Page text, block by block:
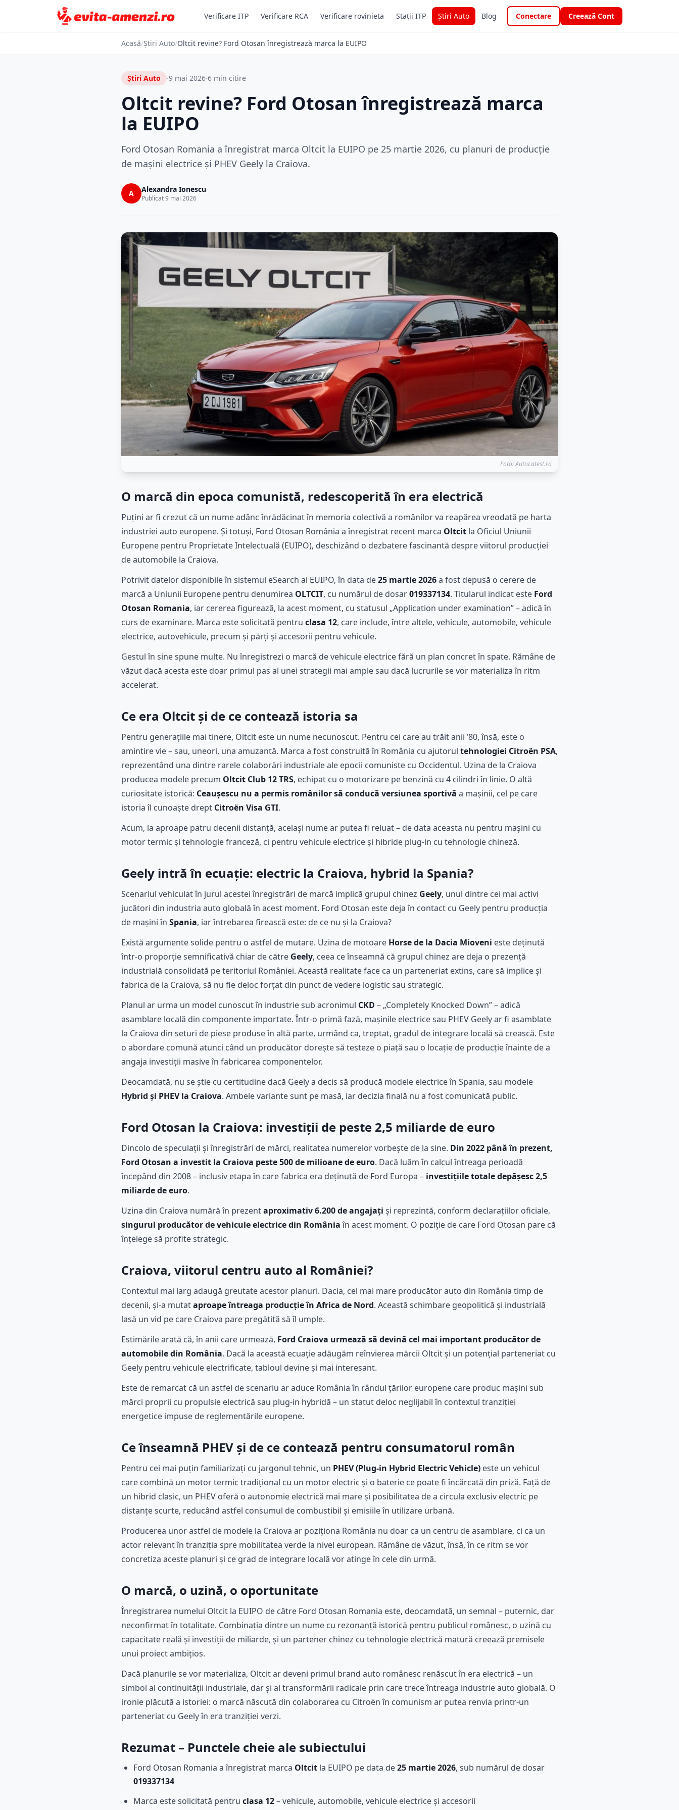
Verificare ITP Verificare RCA Verificare rovinieta Stații ITP Știri Auto Blog Conectare Creează Cont
Acasă/Știri Auto/Oltcit revine? Ford Otosan înregistrează marca la EUIPO
Știri Auto ·9 mai 2026·6 min citire
Oltcit revine? Ford Otosan înregistrează marca
la EUIPO
Ford Otosan Romania a înregistrat marca Oltcit la EUIPO pe 25 martie 2026, cu planuri de producție
de mașini electrice și PHEV Geely la Craiova.
A Alexandra Ionescu
Publicat 9 mai 2026
Foto: AutoLatest.ro
O marcă din epoca comunistă, redescoperită în era electrică
Puțini ar fi crezut că un nume adânc înrădăcinat în memoria colectivă a românilor va reapărea vreodată pe harta
industriei auto europene. Și totuși, Ford Otosan România a înregistrat recent marca Oltcit la Oficiul Uniunii
Europene pentru Proprietate Intelectuală (EUIPO), deschizând o dezbatere fascinantă despre viitorul producției
de automobile la Craiova.
Potrivit datelor disponibile în sistemul eSearch al EUIPO, în data de25 martie 2026a fost depusă o cerere de
marcă a Uniunii Europene pentru denumirea OLTCIT, cu numărul de dosar019337134. Titularul indicat este Ford
Otosan Romania, iar cererea figurează, la acest moment, cu statusul „Application under examination” – adică în
curs de examinare. Marca este solicitată pentru clasa 12, care include, între altele, vehicule, automobile, vehicule
electrice, autovehicule, precum și părți și accesorii pentru vehicule.
Gestul în sine spune multe. Nu înregistrezi o marcă de vehicule electrice fără un plan concret în spate. Rămâne de
văzut dacă acesta este doar primul pas al unei strategii mai ample sau dacă lucrurile se vor materializa în ritm
accelerat.
Ce era Oltcit și de ce contează istoria sa
Pentru generațiile mai tinere, Oltcit este un nume necunoscut. Pentru cei care au trăit anii ’80, însă, este o
amintire vie – sau, uneori, una amuzantă. Marca a fost construită în România cu ajutorul tehnologiei Citroën PSA,
reprezentând una dintre rarele colaborări industriale ale epocii comuniste cu Occidentul. Uzina de la Craiova
producea modele precum Oltcit Club 12 TRS, echipat cu o motorizare pe benzină cu 4 cilindri în linie. O altă
curiositate istorică: Ceaușescu nu a permis românilor să conducă versiunea sportivă a mașinii, cel pe care
istoria îl cunoaște drept Citroën Visa GTI.
Acum, la aproape patru decenii distanță, același nume ar putea fi reluat – de data aceasta nu pentru mașini cu
motor termic și tehnologie franceză, ci pentru vehicule electrice și hibride plug-in cu tehnologie chineză.
Geely intră în ecuație: electric la Craiova, hybrid la Spania?
Scenariul vehiculat în jurul acestei înregistrări de marcă implică grupul chinez Geely, unul dintre cei mai activi
jucători din industria auto globală în acest moment. Ford Otosan este deja în contact cu Geely pentru producția
de mașini în Spania, iar întrebarea firească este: de ce nu și la Craiova?
Există argumente solide pentru o astfel de mutare. Uzina de motoare Horse de la Dacia Mioveni este deținută
într-o proporție semnificativă chiar de către Geely, ceea ce înseamnă că grupul chinez are deja o prezență
industrială consolidată pe teritoriul României. Această realitate face ca un parteneriat extins, care să implice și
fabrica de la Craiova, să nu fie deloc forțat din punct de vedere logistic sau strategic.
Planul ar urma un model cunoscut în industrie sub acronimul CKD – „Completely Knocked Down” – adică
asamblare locală din componente importate. Într-o primă fază, mașinile electrice sau PHEV Geely ar fi asamblate
la Craiova din seturi de piese produse în altă parte, urmând ca, treptat, gradul de integrare locală să crească. Este
o abordare comună atunci când un producător dorește să testeze o piață sau o locație de producție înainte de a
angaja investiții masive în fabricarea componentelor.
Deocamdată, nu se știe cu certitudine dacă Geely a decis să producă modele electrice în Spania, sau modele
Hybrid și PHEV la Craiova. Ambele variante sunt pe masă, iar decizia finală nu a fost comunicată public.
Ford Otosan la Craiova: investiții de peste 2,5 miliarde de euro
Dincolo de speculații și înregistrări de mărci, realitatea numerelor vorbește de la sine. Din 2022 până în prezent,
Ford Otosan a investit la Craiova peste 500 de milioane de euro. Dacă luăm în calcul întreaga perioadă
începând din 2008 – inclusiv etapa în care fabrica era deținută de Ford Europa – investițiile totale depășesc 2,5
miliarde de euro.
Uzina din Craiova numără în prezentaproximativ 6.200 de angajați și reprezintă, conform declarațiilor oficiale,
singurul producător de vehicule electrice din Româniaîn acest moment. O poziție de care Ford Otosan pare că
înțelege să profite strategic.
Craiova, viitorul centru auto al României?
Contextul mai larg adaugă greutate acestor planuri. Dacia, cel mai mare producător auto din România timp de
decenii, și-a mutataproape întreaga producție în Africa de Nord. Această schimbare geopolitică și industrială
lasă un vid pe care Craiova pare pregătită să îl umple.
Estimările arată că, în anii care urmează, Ford Craiova urmează să devină cel mai important producător de
automobile din România. Dacă la această ecuație adăugăm reînvierea mărcii Oltcit și un potențial parteneriat cu
Geely pentru vehicule electrificate, tabloul devine și mai interesant.
Este de remarcat că un astfel de scenariu ar aduce România în rândul țărilor europene care produc mașini sub
mărci proprii cu propulsie electrică sau plug-in hybridă – un statut deloc neglijabil în contextul tranziției
energetice impuse de reglementările europene.
Ce înseamnă PHEV și de ce contează pentru consumatorul român
Pentru cei mai puțin familiarizați cu jargonul tehnic, un PHEV (Plug-in Hybrid Electric Vehicle) este un vehicul
care combină un motor termic tradițional cu un motor electric și o baterie ce poate fi încărcată din priză. Față de
un hibrid clasic, un PHEV oferă o autonomie electrică mai mare și posibilitatea de a circula exclusiv electric pe
distanțe scurte, reducând astfel consumul de combustibil și emisiile în utilizare urbană.
Producerea unor astfel de modele la Craiova ar poziționa România nu doar ca un centru de asamblare, ci ca un
actor relevant în tranziția spre mobilitatea verde la nivel european. Rămâne de văzut, însă, în ce ritm se vor
concretiza aceste planuri și ce grad de integrare locală vor atinge în cele din urmă.
O marcă, o uzină, o oportunitate
Înregistrarea numelui Oltcit la EUIPO de către Ford Otosan Romania este, deocamdată, un semnal – puternic, dar
neconfirmat în totalitate. Combinația dintre un nume cu rezonanță istorică pentru publicul românesc, o uzină cu
capacitate reală și investiții de miliarde, și un partener chinez cu tehnologie electrică matură creează premisele
unui proiect ambițios.
Dacă planurile se vor materializa, Oltcit ar deveni primul brand auto românesc renăscut în era electrică – un
simbol al continuității industriale, dar și al transformării radicale prin care trece întreaga industrie auto globală. O
ironie plăcută a istoriei: o marcă născută din colaborarea cu Citroën în comunism ar putea renvia printr-un
parteneriat cu Geely în era tranziției verzi.
Rezumat – Punctele cheie ale subiectului
Ford Otosan Romania a înregistrat marca Oltcit la EUIPO pe data de25 martie 2026, sub numărul de dosar
019337134
Marca este solicitată pentru clasa 12– vehicule, automobile, vehicule electrice și accesorii